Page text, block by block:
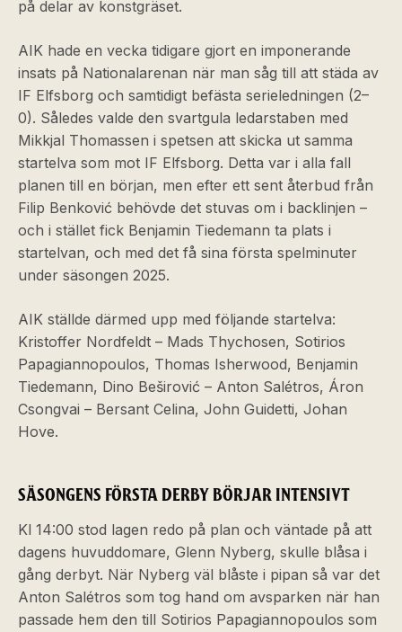
på delar av konstgräset.
AIK hade en vecka tidigare gjort en imponerande
insats på Nationalarenan när man såg till att städa av
IF Elfsborg och samtidigt befästa serieledningen (2–
0). Således valde den svartgula ledarstaben med
Mikkjal Thomassen i spetsen att skicka ut samma
startelva som mot IF Elfsborg. Detta var i alla fall
planen till en början, men efter ett sent återbud från
Filip Benković behövde det stuvas om i backlinjen –
och i stället fick Benjamin Tiedemann ta plats i
startelvan, och med det få sina första spelminuter
under säsongen 2025.
AIK ställde därmed upp med följande startelva:
Kristoffer Nordfeldt – Mads Thychosen, Sotirios
Papagiannopoulos, Thomas Isherwood, Benjamin
Tiedemann, Dino Beširović – Anton Salétros, Áron
Csongvai – Bersant Celina, John Guidetti, Johan
Hove.
SÄSONGENS FÖRSTA DERBY BÖRJAR INTENSIVT
Kl 14:00 stod lagen redo på plan och väntade på att
dagens huvuddomare, Glenn Nyberg, skulle blåsa i
gång derbyt. När Nyberg väl blåste i pipan så var det
Anton Salétros som tog hand om avsparken när han
passade hem den till Sotirios Papagiannopoulos som